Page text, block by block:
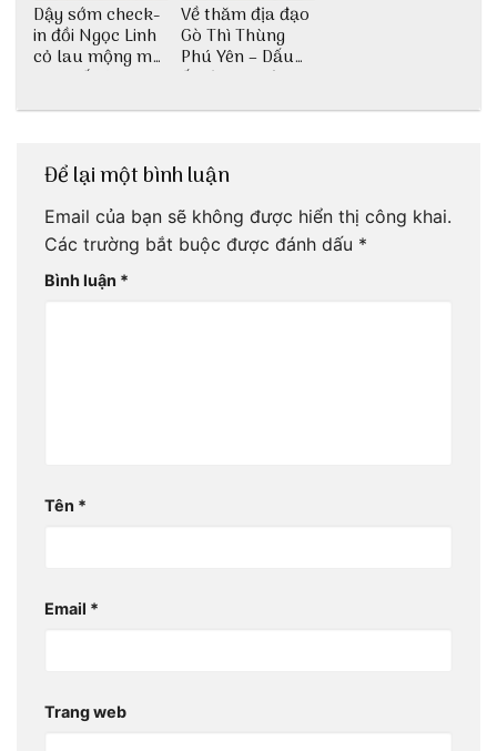
Dậy sớm check-
in đồi Ngọc Linh
cỏ lau mộng mơ
tại Huế nè bạn
Về thăm địa đạo
Gò Thì Thùng
Phú Yên – Dấu
ấn lịch sử còn
Để lại một bình luận
Email của bạn sẽ không được hiển thị công khai.
Các trường bắt buộc được đánh dấu *
Bình luận *
Tên *
Email *
Trang web